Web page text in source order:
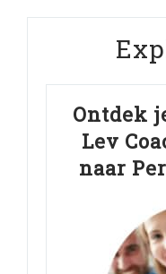
Ontdek
Lev
naar